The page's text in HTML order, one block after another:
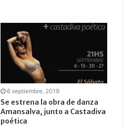
6 septiembre, 2019
Se estrena la obra de danza
Amansalva, junto a Castadiva
poética